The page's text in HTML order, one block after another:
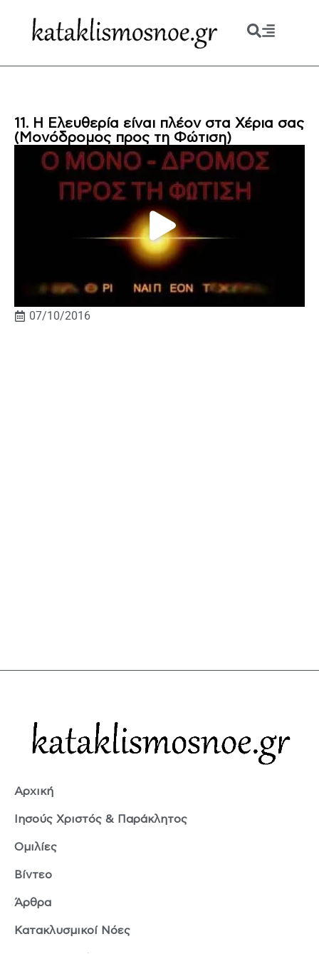
11. Η Ελευθερία είναι πλέον στα Χέρια σας
(Μονόδρομος προς τη Φώτιση)
07/10/2016
Αρχική
Ιησούς Χριστός & Παράκλητος
Ομιλίες
Βίντεο
Άρθρα
Κατακλυσμικοί Νόες